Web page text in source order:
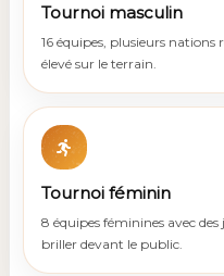
Tournoi masculin
16 équipes, plusieurs nations
élevé sur le terrain.
Tournoi féminin
8 équipes féminines avec
briller devant le public.